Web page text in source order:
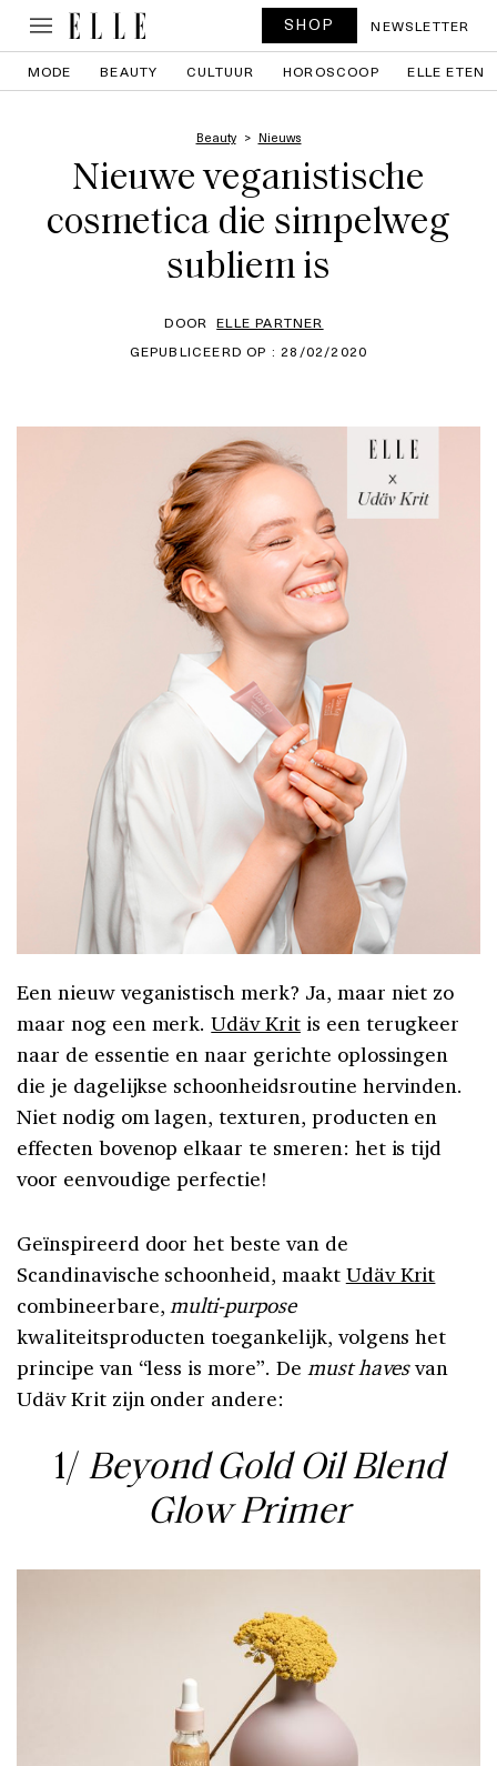
SHOP NEWSLETTER
MODE BEAUTY CULTUUR HOROSCOOP ELLE ETEN
Beauty Nieuws
Nieuwe veganistische
cosmetica die simpelweg
subliem is
DOOR ELLE PARTNER
GEPUBLICEERD OP : 28/02/2020
Een nieuw veganistisch merk? Ja, maar niet zo
maar nog een merk.Udäv Kritis een terugkeer
naar de essentie en naar gerichte oplossingen
die je dagelijkse schoonheidsroutine hervinden.
Niet nodig om lagen, texturen, producten en
effecten bovenop elkaar te smeren: het is tijd
voor eenvoudige perfectie!
Geïnspireerd door het beste van de
Scandinavische schoonheid, maakt Udäv Krit
combineerbare, multi-purpose
kwaliteitsproducten toegankelijk, volgens het
principe van “less is more”. De must havesvan
Udäv Krit zijn onder andere:
1/ Beyond Gold Oil Blend
Glow Primer